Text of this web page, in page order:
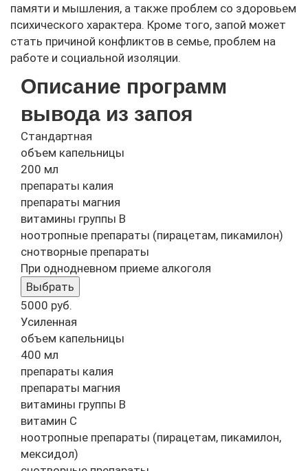
памяти и мышления, а также проблем со здоровьем
психического характера. Кроме того, запой может
стать причиной конфликтов в семье, проблем на
работе и социальной изоляции.
Описание программ
вывода из запоя
Стандартная
объем капельницы
200 мл
препараты калия
препараты магния
витамины группы B
ноотропные препараты (пирацетам, пикамилон)
снотворные препараты
При однодневном приеме алкоголя
Выбрать
5000 руб.
Усиленная
объем капельницы
400 мл
препараты калия
препараты магния
витамины группы B
витамин C
ноотропные препараты (пирацетам, пикамилон,
мексидол)